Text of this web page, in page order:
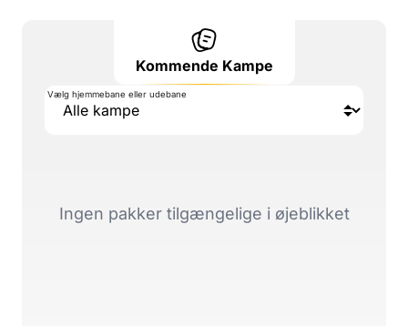
Kommende Kampe
Vælg hjemmebane eller udebane
Ingen pakker tilgængelige i øjeblikket